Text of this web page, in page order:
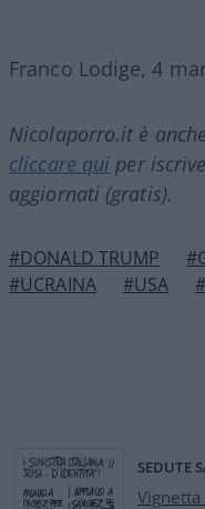
Franco Lodige, 4
Nicolaporro.it è
cliccare qui per
aggiornati (gratis).
#DONALD TRUMP
#UCRAINA
#USA
SEDUTE